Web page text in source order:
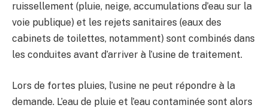
ruissellement (pluie, neige, accumulations d’eau sur la
voie publique) et les rejets sanitaires (eaux des
cabinets de toilettes, notamment) sont combinés dans
les conduites avant d’arriver à l’usine de traitement.
Lors de fortes pluies, l’usine ne peut répondre à la
demande. L’eau de pluie et l’eau contaminée sont alors